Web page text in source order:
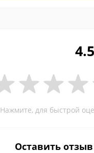
Нажмите, для быстрой
Оставить отзыв